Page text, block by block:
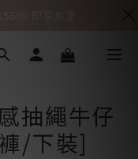
抽繩牛仔
/下裝]